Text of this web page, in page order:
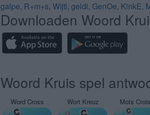
galpe, R+m+s, Wijtl, geldi, GenOe, KinkE,
Downloaden Woord
Woord Kruis spel
Word Cross Wort Kreuz Mots